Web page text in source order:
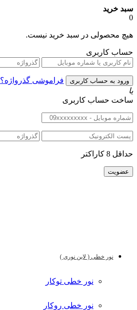
سبد خرید
0
هیچ محصولی در سبد خرید نیست.
حساب کاربری
فراموشی گذرواژه؟
یا
ساخت حساب کاربری
حداقل 8 کاراکتر
نور خطی ( لاین نوری )
نور خطی توکار
نور خطی روکار